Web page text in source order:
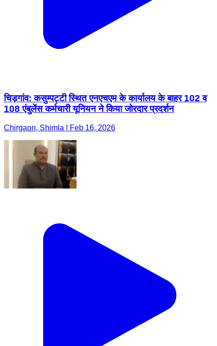
चिड़गांव: कसुम्पट्टी स्थित एनएचएम के कार्यालय के बाहर 102 व
108 एंबुलेंस कर्मचारी यूनियन ने किया जोरदार प्रदर्शन
Chirgaon, Shimla | Feb 16, 2026